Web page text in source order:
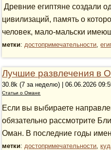
Древние египтяне создали
цивилизаций, память о
человек, мало-мальски
метки:достопримечательности,
Лучшие развлечения в
30.8k (7 за неделю) | 06.06.2026
Статьи о Омане
Если вы выбираете
обязательно рассмотрите
Оман. В последние годы
метки:достопримечательности,